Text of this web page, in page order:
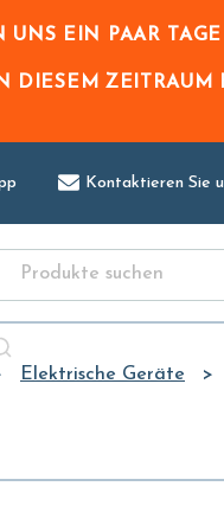
EIN PAAR
DIESEM ZEITRAUM
Kontaktieren Sie
Elektrische Geräte